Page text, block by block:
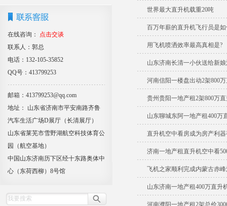
在线咨询：
点击交谈
联系人：郭总
电话：132-105-35852
QQ号：413799253
邮箱：413799253@qq.com
地址： 山东省济南市平安南路齐鲁
汽车生活广场D展厅（长清展厅）
山东省莱芜市雪野湖航空科技体育公
园（航空基地）
中国山东济南历下区经十东路奥体中
心（东荷西柳）8号馆
世界最大直升机载重20吨
百万年薪的直升机飞行员是
用飞机喷洒效率最高真相是?
山东济南长清一小伙送给新
河南信阳一楼盘出动2架800
贵州贵阳一地产租2架800万
山东聊城东阿一地产租400万
直升机空中看房成为房产利
济南一地产租直升机空中看
飞机之家顺利完成内蒙古赤
山东济南一地产租400万直升
河南濮阳一地产租2架总价